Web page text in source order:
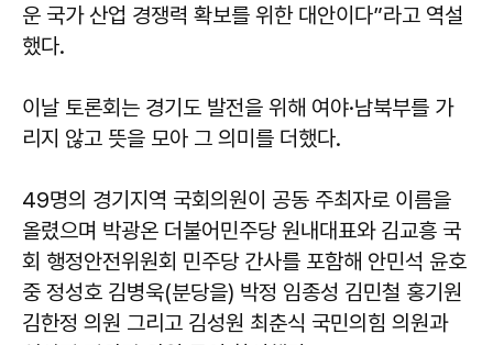
운 국가 산업 경쟁력 확보를 위한 대안이다”라고 역설
했다.
이날 토론회는 경기도 발전을 위해 여야·남북부를 가
리지 않고 뜻을 모아 그 의미를 더했다.
49명의 경기지역 국회의원이 공동 주최자로 이름을
올렸으며 박광온 더불어민주당 원내대표와 김교흥 국
회 행정안전위원회 민주당 간사를 포함해 안민석 윤호
중 정성호 김병욱(분당을) 박정 임종성 김민철 홍기원
김한정 의원 그리고 김성원 최춘식 국민의힘 의원과